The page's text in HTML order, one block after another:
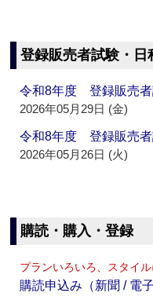
登録販売者試験・日
令和8年度 登録販売
2026年05月29日 (金)
令和8年度 登録販売
2026年05月26日 (火)
購読・購入・登録
プランいろいろ、スタイ
購読申込み（新聞 / 電子